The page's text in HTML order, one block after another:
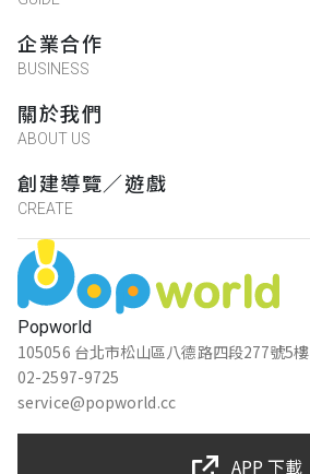
Popworld
105056 台北市松山區八德路四段277號5樓
02-2597-9725
service@popworld.cc
企業合作
BUSINESS
關於我們
ABOUT US
創建導覽／遊戲
CREATE
APP 下載